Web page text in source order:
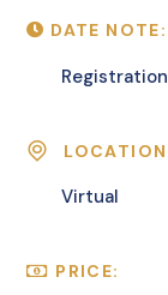
DATE NOTE:
Virtual
PRICE: